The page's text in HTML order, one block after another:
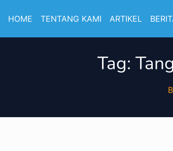
HOME TENTANG KAMI ARTIKEL
Tag: